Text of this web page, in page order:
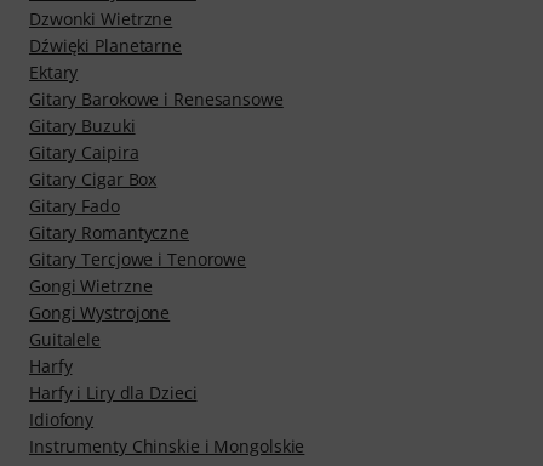
Dzwonki Wietrzne
Dźwięki Planetarne
Ektary
Gitary Barokowe i Renesansowe
Gitary Buzuki
Gitary Caipira
Gitary Cigar Box
Gitary Fado
Gitary Romantyczne
Gitary Tercjowe i Tenorowe
Gongi Wietrzne
Gongi Wystrojone
Guitalele
Harfy
Harfy i Liry dla Dzieci
Idiofony
Instrumenty Chinskie i Mongolskie